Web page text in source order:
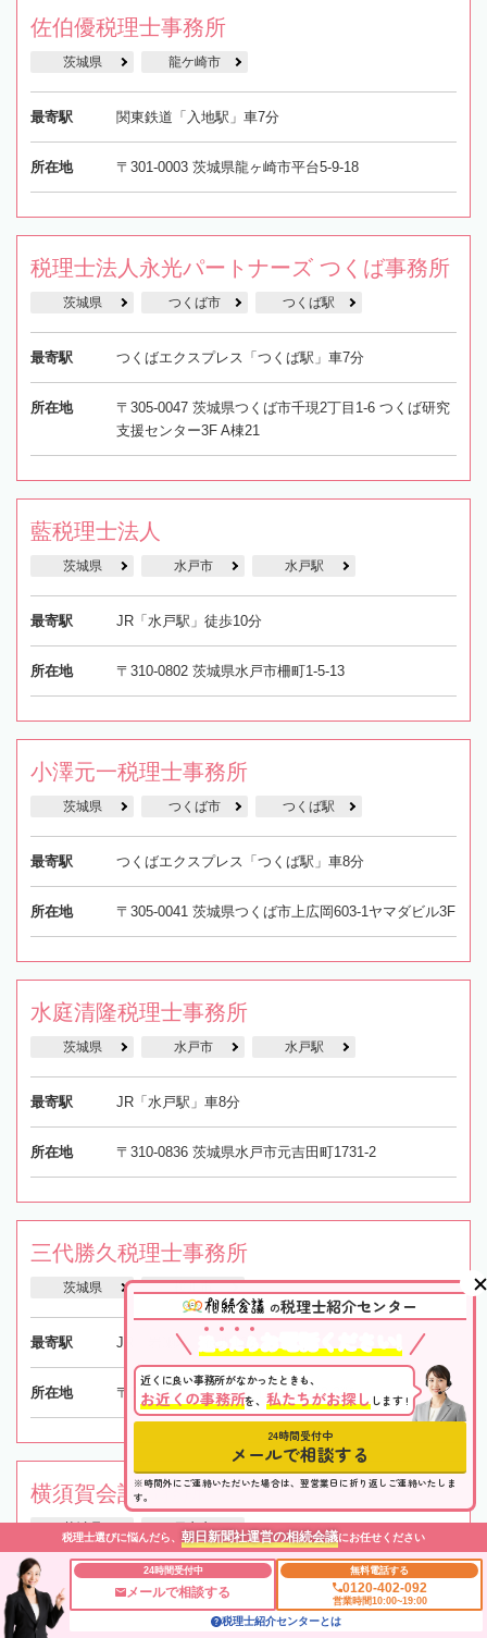
佐伯優税理士事務所
茨城県 龍ケ崎市
最寄駅 関東鉄道「入地駅」車7分
所在地 〒301-0003 茨城県龍ヶ崎市平台5-9-18
税理士法人永光パートナーズ つくば事務所
茨城県 つくば市 つくば駅
最寄駅 つくばエクスプレス「つくば駅」車7分
所在地
〒305-0047 茨城県つくば市千現2丁目1-6 つくば研究
支援センター3F A棟21
藍税理士法人
茨城県 水戸市 水戸駅
最寄駅 JR「水戸駅」徒歩10分
所在地 〒310-0802 茨城県水戸市柵町1-5-13
小澤元一税理士事務所
茨城県 つくば市 つくば駅
最寄駅 つくばエクスプレス「つくば駅」車8分
所在地 〒305-0041 茨城県つくば市上広岡603-1ヤマダビル3F
水庭清隆税理士事務所
茨城県 水戸市 水戸駅
最寄駅 JR「水戸駅」車8分
所在地 〒310-0836 茨城県水戸市元吉田町1731-2
三代勝久税理士事務所
茨城県 桜川市
最寄駅 JR「岩瀬駅」徒歩12分
所在地 〒309-1211 茨城県桜川市岩瀬180-2階
横須賀会計事務所
茨城県 日立市
最寄駅 JR「日立駅」車5分
所在地
税理士選びに悩んだら、 朝日新聞社運営の相続会議にお任せください
24時間受付中
メールで相談する
無料電話する
0120-402-092
営業時間10:00~19:00
税理士紹介センターとは
の税理士紹介センター
ったら
近くに良い事務所がなかったときも、
お近くの事務所を、 私たちがお探しします !
24時間受付中
メールで相談する
※時間外にご連絡いただいた場合は、翌営業日に折り返しご連絡いたしま
す。